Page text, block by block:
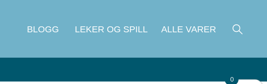
BLOGG LEKER OG SPILL ALLE VARER
0